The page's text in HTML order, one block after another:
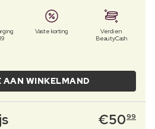
Vaste korting
Verdien
BeautyCash
AAN WINKELMAND
€5099